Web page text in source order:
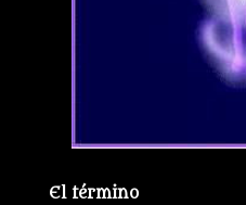
El término